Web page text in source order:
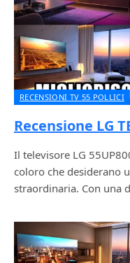
RECENSIONI TV 55 POLLICI
Recensione LG
Il televisore LG
coloro che desiderano
straordinaria. Con una